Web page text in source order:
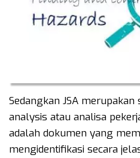
Sedangkan JSA
analysis atau analisa
adalah dokumen yang
mengidentifikasi secara